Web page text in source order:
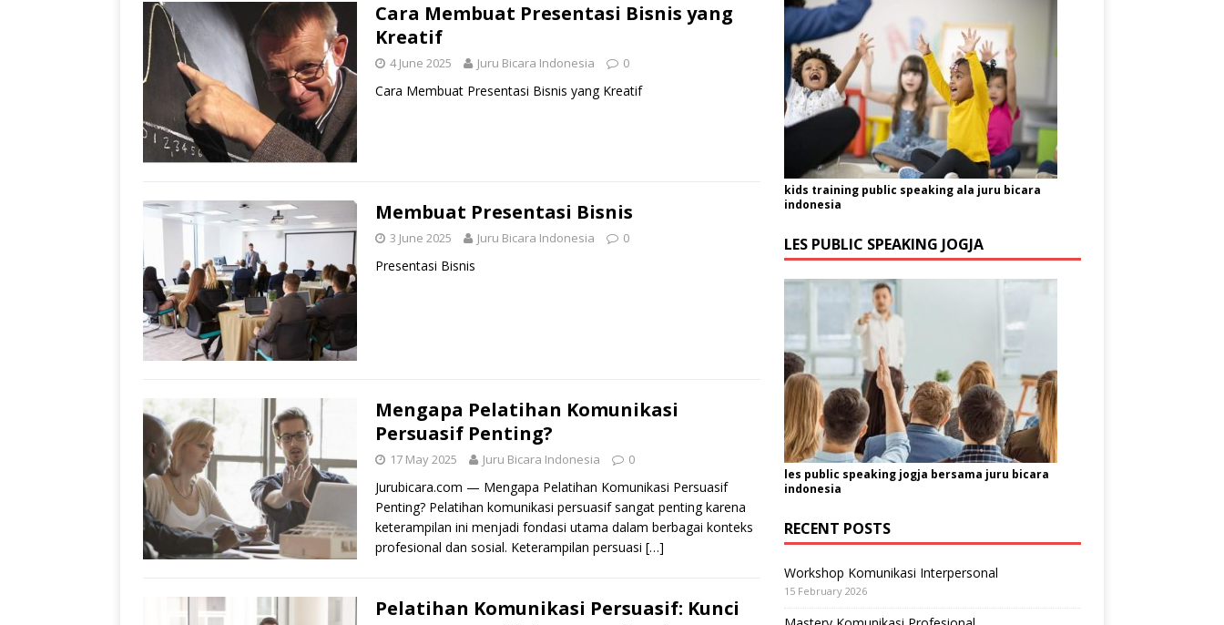
Cara Membuat Presentasi Bisnis yang
Kreatif
4 June 2025 Juru Bicara Indonesia 0
Cara Membuat Presentasi Bisnis yang Kreatif
Membuat Presentasi Bisnis
3 June 2025 Juru Bicara Indonesia 0
Presentasi Bisnis
Mengapa Pelatihan Komunikasi
Persuasif Penting?
17 May 2025 Juru Bicara Indonesia 0
Jurubicara.com — Mengapa Pelatihan Komunikasi Persuasif
Penting? Pelatihan komunikasi persuasif sangat penting karena
keterampilan ini menjadi fondasi utama dalam berbagai konteks
profesional dan sosial. Keterampilan persuasi […]
Pelatihan Komunikasi Persuasif: Kunci
kids training public speaking ala juru bicara
indonesia
LES PUBLIC SPEAKING JOGJA
les public speaking jogja bersama juru bicara
indonesia
RECENT POSTS
Workshop Komunikasi Interpersonal
15 February 2026